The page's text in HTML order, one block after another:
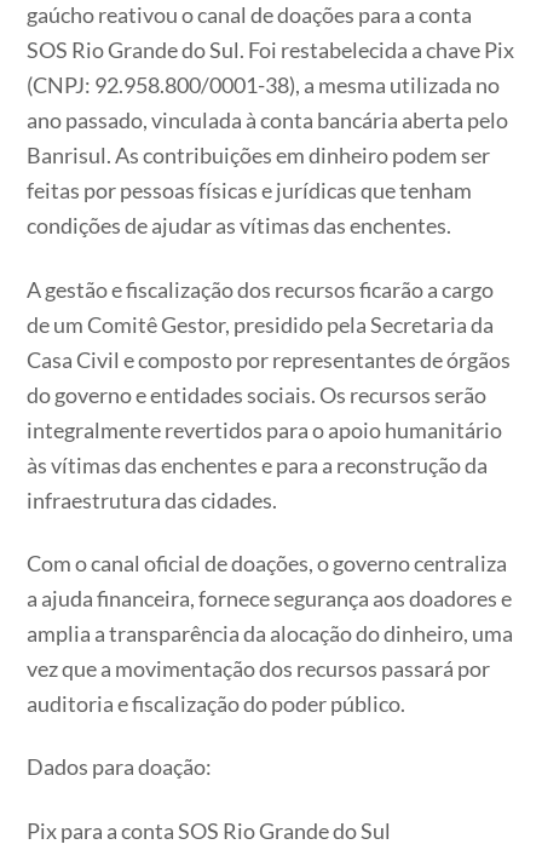
gaúcho reativou o canal de doações para a conta
SOS Rio Grande do Sul. Foi restabelecida a chave Pix
(CNPJ: 92.958.800/0001-38), a mesma utilizada no
ano passado, vinculada à conta bancária aberta pelo
Banrisul. As contribuições em dinheiro podem ser
feitas por pessoas físicas e jurídicas que tenham
condições de ajudar as vítimas das enchentes.
A gestão e fiscalização dos recursos ficarão a cargo
de um Comitê Gestor, presidido pela Secretaria da
Casa Civil e composto por representantes de órgãos
do governo e entidades sociais. Os recursos serão
integralmente revertidos para o apoio humanitário
às vítimas das enchentes e para a reconstrução da
infraestrutura das cidades.
Com o canal oficial de doações, o governo centraliza
a ajuda financeira, fornece segurança aos doadores e
amplia a transparência da alocação do dinheiro, uma
vez que a movimentação dos recursos passará por
auditoria e fiscalização do poder público.
Dados para doação:
Pix para a conta SOS Rio Grande do Sul